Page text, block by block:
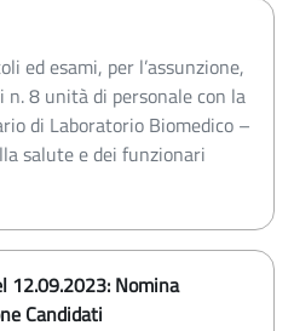
ed esami, per l’assunzione,
8 unità di personale con la
di Laboratorio Biomedico –
salute e dei funzionari
12.09.2023: Nomina
Candidati